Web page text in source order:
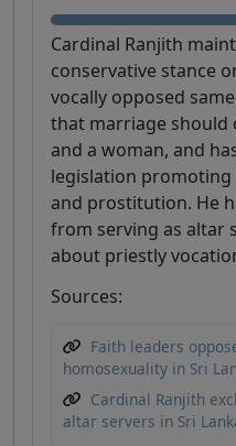
Cardinal Ranjith
conservative stance
vocally opposed
that marriage should
and a woman, and
legislation
and prostitution. He
from serving as altar
about priestly
Sources:
Faith leaders
homosexuality in Sri
Cardinal Ranjith
altar servers in Sri